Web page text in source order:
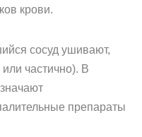
крови.
сосуд ушивают,
частично). В
препараты